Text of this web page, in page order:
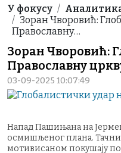
Breadcrumb
У фокусу
Зоран Чворовић:
Православну…
Зоран Чворовић:
Православну
03-09-2025 10:07:49
Напад Пашињана на
осмишљеног плана.
мотивисаном покушају